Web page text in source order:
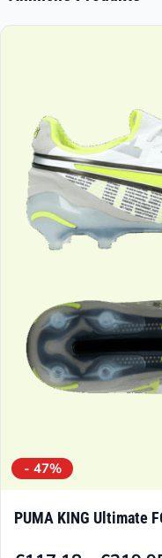
- 47%
PUMA KING Ultimate